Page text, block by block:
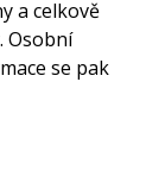
a celkově
Osobní
se pak